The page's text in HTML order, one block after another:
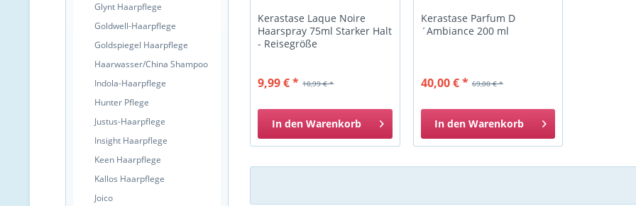
Glynt Haarpflege
Goldwell-Haarpflege
Goldspiegel Haarpflege
Haarwasser/China Shampoo
Indola-Haarpflege
Hunter Pflege
Justus-Haarpflege
Insight Haarpflege
Keen Haarpflege
Kallos Haarpflege
Joico
Kerastase Laque Noire
Haarspray 75ml Starker Halt
- Reisegröße
10,99 € *
9,99 € *
In den Warenkorb
Kerastase Parfum D
´Ambiance 200 ml
69,00 € *
40,00 € *
In den Warenkorb